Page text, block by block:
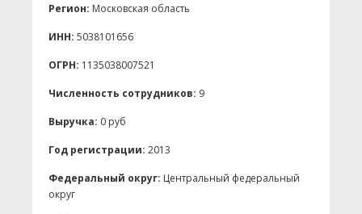
Регион: Московская область
ИНН: 5038101656
ОГРН: 1135038007521
Численность сотрудников: 9
Выручка: 0 руб
Год регистрации: 2013
Федеральный округ: Центральный федеральный
округ